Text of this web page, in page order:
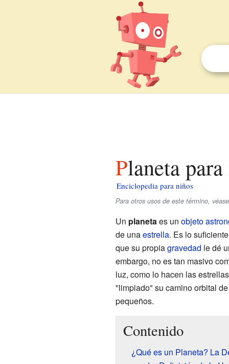
Planeta
Enciclopedia para niños
Para otros usos de este término,
Un planetaes un objeto
de unaestrella. Es lo
que su propiagravedad le dé
embargo, no es tan masivo
luz, como lo hacen las
"limpiado" su camino orbital
pequeños.
Contenido
¿Qué es un Planeta? La